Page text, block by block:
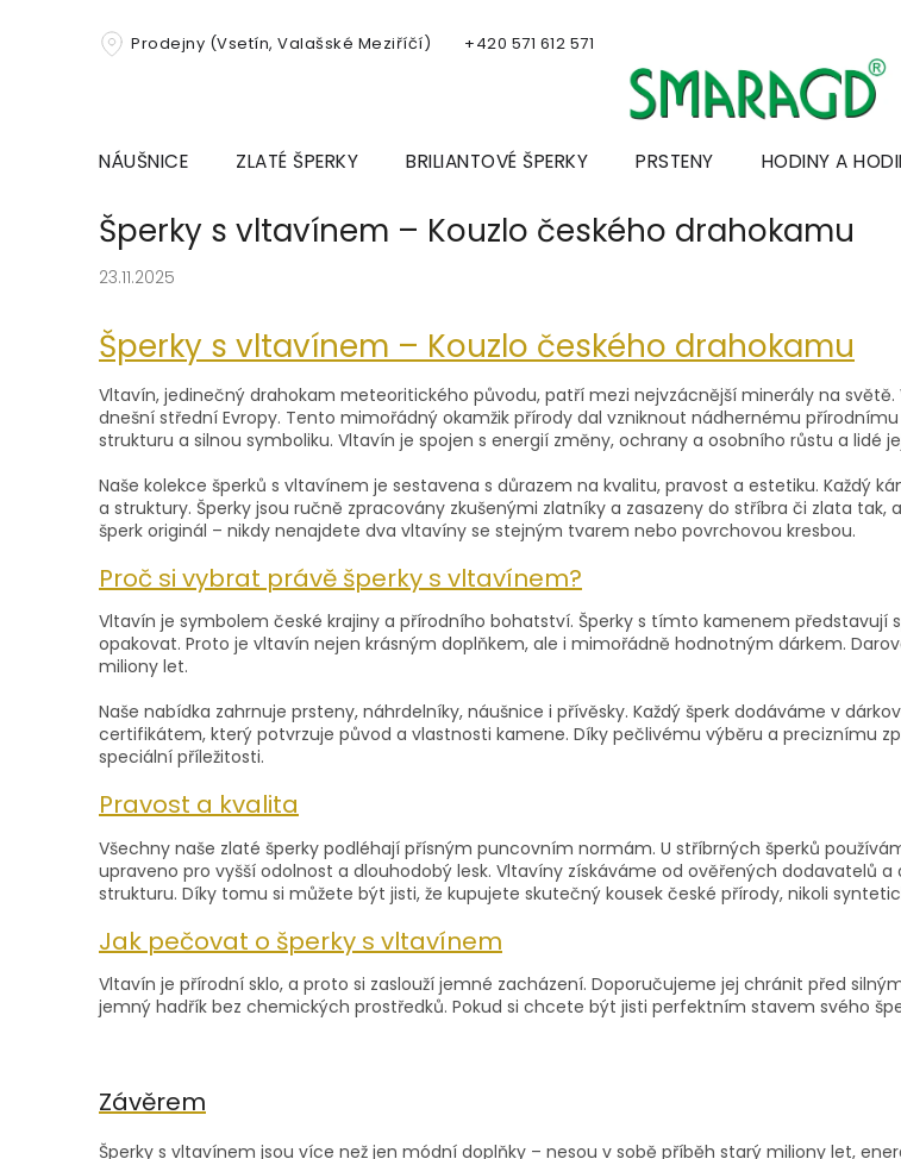
Prodejny (Vsetín, Valašské Meziříčí) +420 571 612 571
NÁUŠNICE ZLATÉ ŠPERKY BRILIANTOVÉ ŠPERKY PRSTENY HODINY A
Šperky s vltavínem – Kouzlo českého drahokamu
23.11.2025
Šperky s vltavínem – Kouzlo českého drahokamu
Vltavín, jedinečný drahokam meteoritického původu, patří mezi nejvzácnější minerály na
dnešní střední Evropy. Tento mimořádný okamžik přírody dal vzniknout nádhernému
strukturu a silnou symboliku. Vltavín je spojen s energií změny, ochrany a osobního růstu a lidé
Naše kolekce šperků s vltavínem je sestavena s důrazem na kvalitu, pravost a estetiku. Každý
a struktury. Šperky jsou ručně zpracovány zkušenými zlatníky a zasazeny do stříbra či zlata
šperk originál – nikdy nenajdete dva vltavíny se stejným tvarem nebo povrchovou kresbou.
Proč si vybrat právě šperky s vltavínem?
Vltavín je symbolem české krajiny a přírodního bohatství. Šperky s tímto kamenem představují
opakovat. Proto je vltavín nejen krásným doplňkem, ale i mimořádně hodnotným dárkem.
miliony let.
Naše nabídka zahrnuje prsteny, náhrdelníky, náušnice i přívěsky. Každý šperk dodáváme v
certifikátem, který potvrzuje původ a vlastnosti kamene. Díky pečlivému výběru a preciznímu
speciální příležitosti.
Pravost a kvalita
Všechny naše zlaté šperky podléhají přísným puncovním normám. U stříbrných šperků
upraveno pro vyšší odolnost a dlouhodobý lesk. Vltavíny získáváme od ověřených dodavatelů
strukturu. Díky tomu si můžete být jisti, že kupujete skutečný kousek české přírody, nikoli
Jak pečovat o šperky s vltavínem
Vltavín je přírodní sklo, a proto si zaslouží jemné zacházení. Doporučujeme jej chránit před
jemný hadřík bez chemických prostředků. Pokud si chcete být jisti perfektním stavem svého
Závěrem
Šperky s vltavínem jsou více než jen módní doplňky – nesou v sobě příběh starý miliony let,